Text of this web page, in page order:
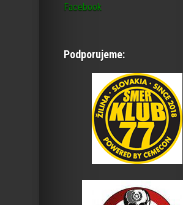
Facebook
Podporujeme: